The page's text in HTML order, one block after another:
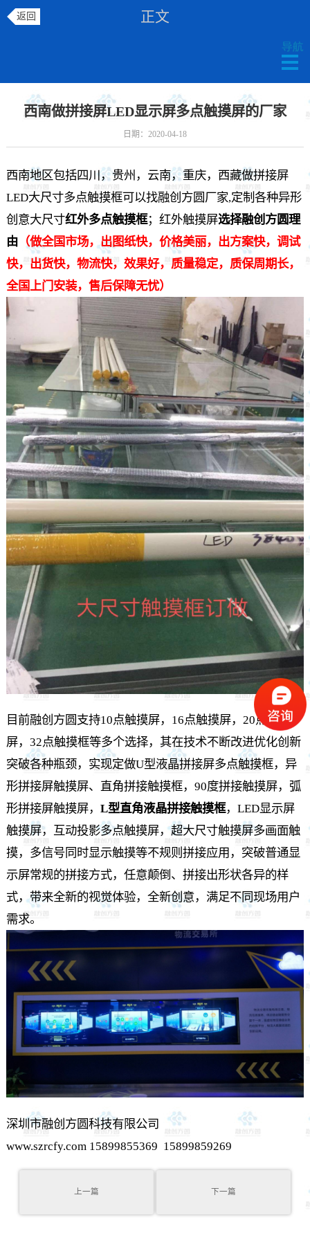
返回 正文
西南做拼接屏LED显示屏多点触摸屏的厂家
日期：2020-04-18
西南地区包括四川，贵州，云南，重庆，西藏做拼接屏
LED大尺寸多点触摸框可以找融创方圆厂家,定制各种异形
创意大尺寸红外多点触摸框；红外触摸屏选择融创方圆理
由（做全国市场，出图纸快，价格美丽，出方案快，调试
快，出货快，物流快，效果好，质量稳定，质保周期长，
全国上门安装，售后保障无忧）
目前融创方圆支持10点触摸屏，16点触摸屏，20点触摸
屏，32点触摸框等多个选择，其在技术不断改进优化创新
突破各种瓶颈，实现定做U型液晶拼接屏多点触摸框，异
形拼接屏触摸屏、直角拼接触摸框，90度拼接触摸屏，弧
形拼接屏触摸屏， L型直角液晶拼接触摸框，LED显示屏
触摸屏，互动投影多点触摸屏，超大尺寸触摸屏多画面触
摸，多信号同时显示触摸等不规则拼接应用，突破普通显
示屏常规的拼接方式，任意颠倒、拼接出形状各异的样
式，带来全新的视觉体验，全新创意，满足不同现场用户
需求。
深圳市融创方圆科技有限公司
www.szrcfy.com 15899855369 15899859269
上一篇 下一篇